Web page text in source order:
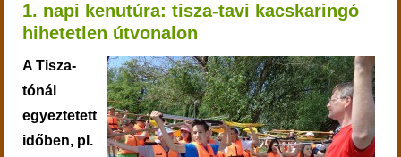
1. napi kenutúra: tisza-tavi kacskaringó
hihetetlen útvonalon
A Tisza-
tónál
egyeztetett
időben, pl.